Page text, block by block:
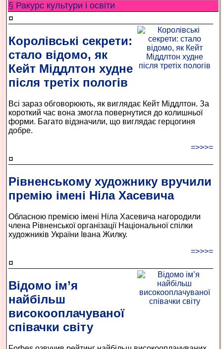
§ Ракурс культури і освіти
¤
Королівські секрети:
стало відомо, як
Кейт Міддлтон худне
після третіх пологів
Всі зараз обговорюють, як виглядає Кейт Міддлтон. За
короткий час вона змогла повернутися до колишньої
форми. Багато відзначили, що виглядає герцогиня
добре.
=>>>=
¤
Рівненському художнику вручили
премію імені Ніла Хасевича
Обласною премією імені Ніла Хасевича нагородили
члена Рівненської організації Національної спілки
художників України Івана Жилку.
=>>>=
¤
Відомо ім’я
найбільш
високооплачуваної
співачки світу